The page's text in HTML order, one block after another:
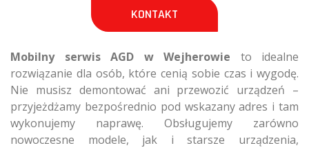
KONTAKT
Mobilny serwis AGD w Wejherowie to idealne
rozwiązanie dla osób, które cenią sobie czas i wygodę.
Nie musisz demontować ani przewozić urządzeń –
przyjeżdżamy bezpośrednio pod wskazany adres i tam
wykonujemy naprawę. Obsługujemy zarówno
nowoczesne modele, jak i starsze urządzenia,